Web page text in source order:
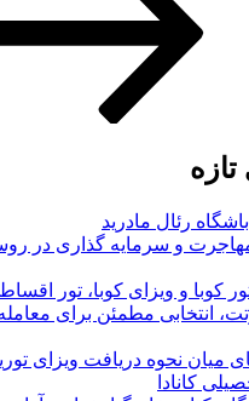
رئال مادرید
و سرمایه گذاری در
کوبا و ویزای کوبا، تور
انتخابی مطمئن برای
میان نحوه دریافت ویزای
کانادا